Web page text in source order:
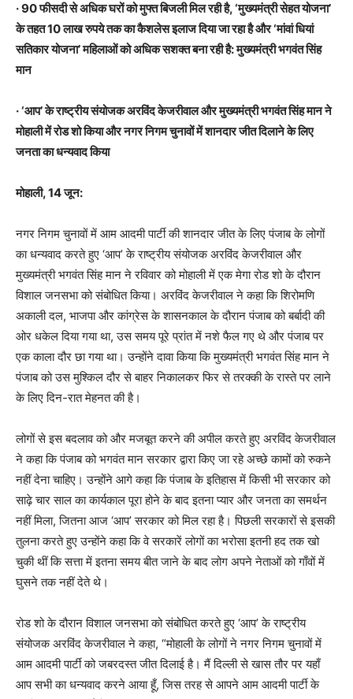
· 90 फीसदी से अधिक घरों को मुफ्त बिजली मिल रही है, ‘मुख्यमंत्री सेहत योजना’
के तहत 10 लाख रुपये तक का कैशलेस इलाज दिया जा रहा है और ‘मांवां धियां
सतिकार योजना’ महिलाओं को अधिक सशक्त बना रही है: मुख्यमंत्री भगवंत सिंह
मान
· ‘आप’ के राष्ट्रीय संयोजक अरविंद केजरीवाल और मुख्यमंत्री भगवंत सिंह मान ने
मोहाली में रोड शो किया और नगर निगम चुनावों में शानदार जीत दिलाने के लिए
जनता का धन्यवाद किया
मोहाली, 14 जून:
नगर निगम चुनावों में आम आदमी पार्टी की शानदार जीत के लिए पंजाब के लोगों
का धन्यवाद करते हुए ‘आप’ के राष्ट्रीय संयोजक अरविंद केजरीवाल और
मुख्यमंत्री भगवंत सिंह मान ने रविवार को मोहाली में एक मेगा रोड शो के दौरान
विशाल जनसभा को संबोधित किया। अरविंद केजरीवाल ने कहा कि शिरोमणि
अकाली दल, भाजपा और कांग्रेस के शासनकाल के दौरान पंजाब को बर्बादी की
ओर धकेल दिया गया था, उस समय पूरे प्रांत में नशे फैल गए थे और पंजाब पर
एक काला दौर छा गया था। उन्होंने दावा किया कि मुख्यमंत्री भगवंत सिंह मान ने
पंजाब को उस मुश्किल दौर से बाहर निकालकर फिर से तरक्की के रास्ते पर लाने
के लिए दिन-रात मेहनत की है।
लोगों से इस बदलाव को और मजबूत करने की अपील करते हुए अरविंद केजरीवाल
ने कहा कि पंजाब को भगवंत मान सरकार द्वारा किए जा रहे अच्छे कामों को रुकने
नहीं देना चाहिए। उन्होंने आगे कहा कि पंजाब के इतिहास में किसी भी सरकार को
साढ़े चार साल का कार्यकाल पूरा होने के बाद इतना प्यार और जनता का समर्थन
नहीं मिला, जितना आज ‘आप’ सरकार को मिल रहा है। पिछली सरकारों से इसकी
तुलना करते हुए उन्होंने कहा कि वे सरकारें लोगों का भरोसा इतनी हद तक खो
चुकी थीं कि सत्ता में इतना समय बीत जाने के बाद लोग अपने नेताओं को गाँवों में
घुसने तक नहीं देते थे।
रोड शो के दौरान विशाल जनसभा को संबोधित करते हुए ‘आप’ के राष्ट्रीय
संयोजक अरविंद केजरीवाल ने कहा, “मोहाली के लोगों ने नगर निगम चुनावों में
आम आदमी पार्टी को जबरदस्त जीत दिलाई है। मैं दिल्ली से खास तौर पर यहाँ
आप सभी का धन्यवाद करने आया हूँ, जिस तरह से आपने आम आदमी पार्टी के